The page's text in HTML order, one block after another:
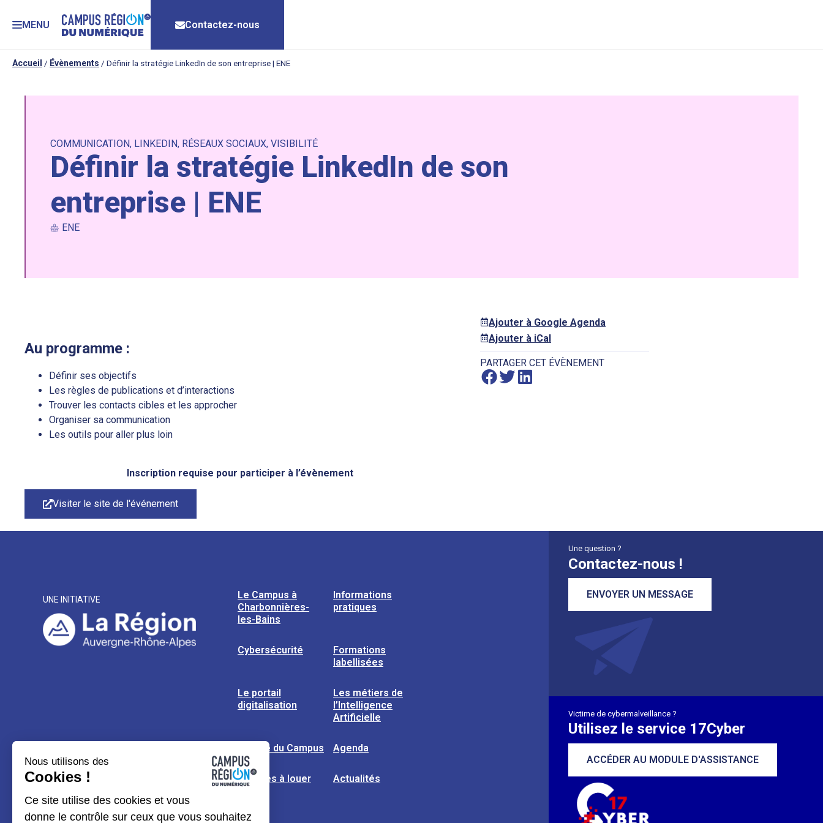
MENU Contactez-nous
Accueil / Évènements / Définir la stratégie LinkedIn de son entreprise | ENE
COMMUNICATION, LINKEDIN, RÉSEAUX SOCIAUX, VISIBILITÉ
Définir la stratégie LinkedIn de son
entreprise | ENE
ENE
Au programme :
Définir ses objectifs
Les règles de publications et d’interactions
Trouver les contacts cibles et les approcher
Organiser sa communication
Les outils pour aller plus loin
Inscription requise pour participer à l’évènement
Visiter le site de l'événement
Ajouter à Google Agenda
Ajouter à iCal
PARTAGER CET ÉVÈNEMENT
UNE INITIATIVE
Le Campus à
Charbonnières-
les-Bains
Informations
pratiques
Cybersécurité
Formations
labellisées
Le portail
digitalisation
Les métiers de
l’Intelligence
Artificielle
L’usine du Campus Agenda
Espaces à louer Actualités
Une question ?
Contactez-nous !
ENVOYER UN MESSAGE
Victime de cybermalveillance ?
Utilisez le service 17Cyber
ACCÉDER AU MODULE D'ASSISTANCE
Nous utilisons des
Cookies !
Ce site utilise des cookies et vous
donne le contrôle sur ceux que vous souhaitez